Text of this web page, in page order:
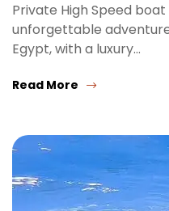
Private High Speed
unforgettable
Egypt, with a luxury…
Read More